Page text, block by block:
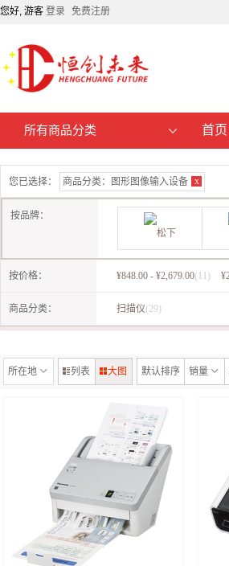
您好, 游客 登录 免费注册
所有商品分类 首页
您已选择： 商品分类： 图形图像输入设备 x
按品牌：
松下 科密
按价格： ¥848.00 - ¥2,679.00(11)
商品分类： 扫描仪(29)
所在地 列表 大图 默认排序 销量